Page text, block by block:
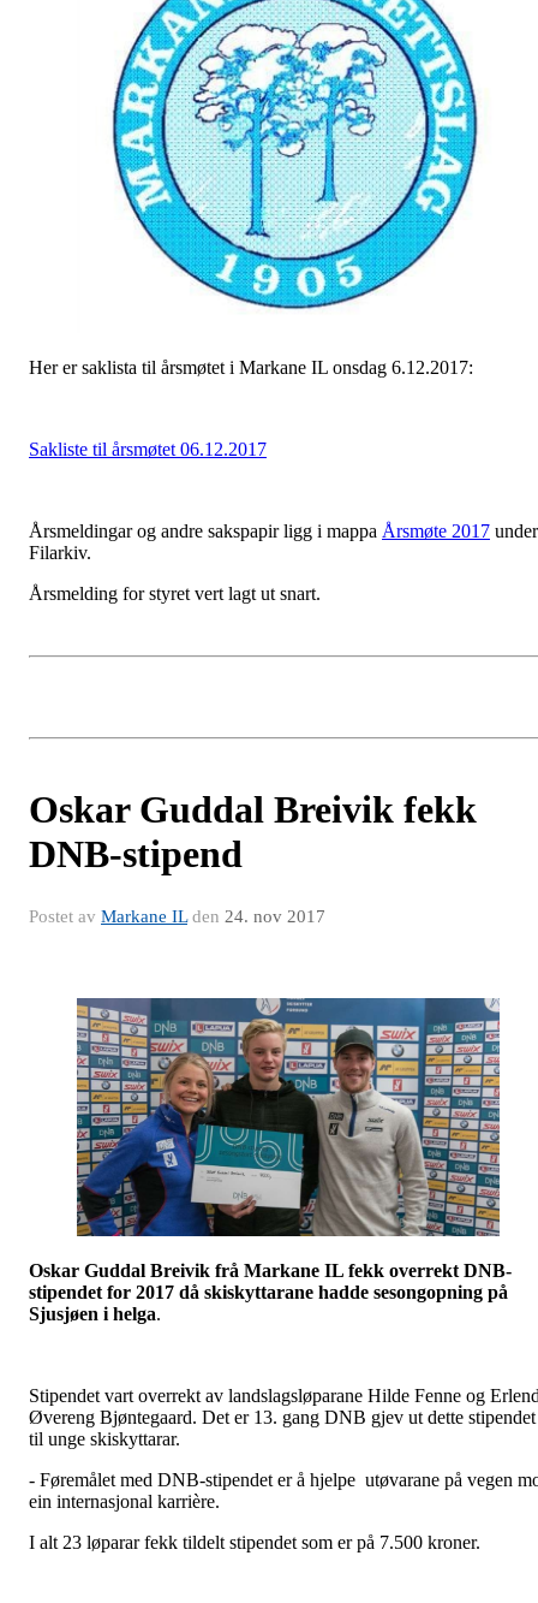
Her er saklista til årsmøtet i Markane IL onsdag 6.12.2017:
Sakliste til årsmøtet 06.12.2017
Årsmeldingar og andre sakspapir ligg i mappa Årsmøte 2017 under
Filarkiv.
Årsmelding for styret vert lagt ut snart.
Oskar Guddal Breivik fekk
DNB-stipend
Postet av Markane ILden 24. nov 2017
Oskar Guddal Breivik frå Markane IL fekk overrekt DNB-
stipendet for 2017 då skiskyttarane hadde sesongopning på
Sjusjøen i helga.
Stipendet vart overrekt av landslagsløparane Hilde Fenne og
Øvereng Bjøntegaard. Det er 13. gang DNB gjev ut dette stipendet
til unge skiskyttarar.
- Føremålet med DNB-stipendet er å hjelpe utøvarane på vegen
ein internasjonal karrière.
I alt 23 løparar fekk tildelt stipendet som er på 7.500 kroner.